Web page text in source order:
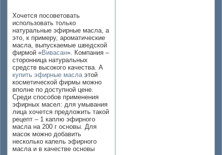
Хочется посоветовать
использовать только
натуральные эфирные масла, а
это, к примеру, ароматические
масла, выпускаемые шведской
фирмой «Вивасан». Компания –
сторонница натуральных
средств высокого качества. А
купить эфирные маслаэтой
косметической фирмы можно
вполне по доступной цене.
Среди способов применения
эфирных масел: для умывания
лица хочется предложить такой
рецепт – 1 каплю эфирного
масла на 200 г основы. Для
масок можно добавить
несколько капель эфирного
масла и в качестве основы